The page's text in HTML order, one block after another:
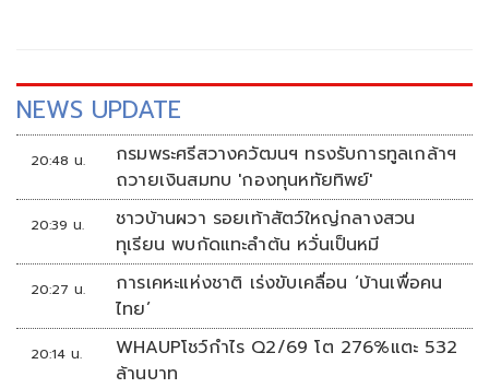
NEWS UPDATE
20:48 น.
กรมพระศรีสวางควัฒนฯ ทรงรับการทูลเกล้าฯ
ถวายเงินสมทบ 'กองทุนหทัยทิพย์'
20:39 น.
ชาวบ้านผวา รอยเท้าสัตว์ใหญ่กลางสวน
ทุเรียน พบกัดแทะลำต้น หวั่นเป็นหมี
20:27 น.
การเคหะแห่งชาติ เร่งขับเคลื่อน ‘บ้านเพื่อคน
ไทย’
20:14 น.
WHAUPโชว์กำไร Q2/69 โต 276%แตะ 532
ล้านบาท